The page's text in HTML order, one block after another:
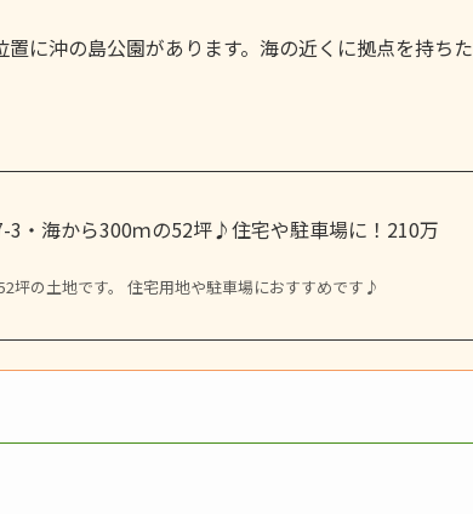
に沖の島公園があります。海の近くに拠点を持ちた
3・海から300ｍの52坪♪住宅や駐車場に！210万
坪の土地です。 住宅用地や駐車場におすすめです♪